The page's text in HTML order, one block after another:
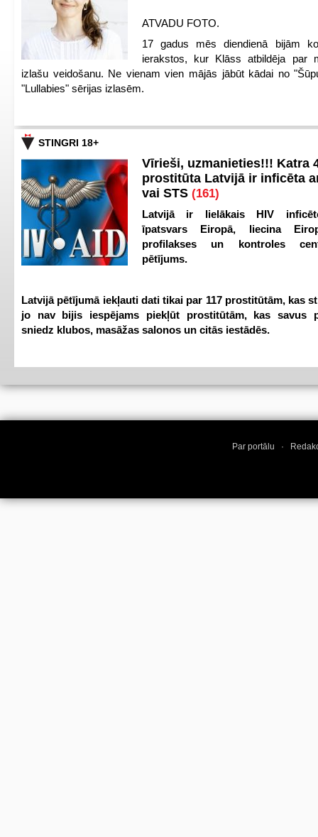
ATVADU FOTO.
17 gadus mēs diendienā bijām
ierakstos, kur Klāss atbildēja par
izlašu veidošanu. Ne vienam vien mājās jābūt kādai no
"Lullabies" sērijas izlasēm.
STINGRI 18+
Vīrieši, uzmanieties!!! Katra
prostitūta Latvijā ir inficēta
vai STS (161)
Latvijā ir lielākais HIV
īpatsvars Eiropā, liecina
profilakses un kontroles
pētījums.
Latvijā pētījumā iekļauti dati tikai par 117 prostitūtām, kas
jo nav bijis iespējams piekļūt prostitūtām, kas savus
sniedz klubos, masāžas salonos un citās iestādēs.
Par portālu ·